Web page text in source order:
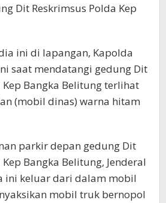
Timah
Dit Reskrimsus Polda Kep
ini di lapangan, Kapolda
saat mendatangi gedung Dit
Kep Bangka Belitung terlihat
(mobil dinas) warna hitam
parkir depan gedung Dit
Bangka Belitung, Jenderal
ini keluar dari dalam mobil
mobil truk bernopol